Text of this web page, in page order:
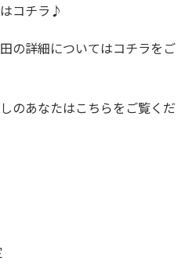
コチラ♪
の詳細についてはコチラをご
のあなたはこちらをご覧くだ